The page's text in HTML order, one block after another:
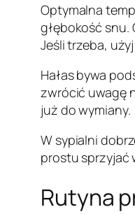
Optymalna
głębokość snu.
Jeśli trzeba,
Hałas bywa
zwrócić uwagę
już do wymiany.
W sypialni
prostu sprzyjać
Rutyna